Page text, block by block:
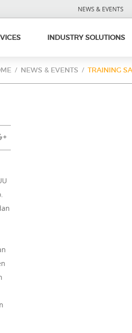
NEWS & EVENTS
INDUSTRY SOLUTIONS
NEWS & EVENTS TRAINING